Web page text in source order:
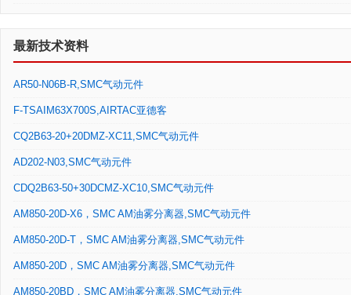
最新技术资料
AR50-N06B-R,SMC气动元件
F-TSAIM63X700S,AIRTAC亚德客
CQ2B63-20+20DMZ-XC11,SMC气动元件
AD202-N03,SMC气动元件
CDQ2B63-50+30DCMZ-XC10,SMC气动元件
AM850-20D-X6，SMC AM油雾分离器,SMC气动元件
AM850-20D-T，SMC AM油雾分离器,SMC气动元件
AM850-20D，SMC AM油雾分离器,SMC气动元件
AM850-20BD，SMC AM油雾分离器,SMC气动元件